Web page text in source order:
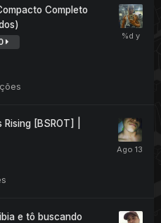
Completo
[BSROT] |
e tô buscando